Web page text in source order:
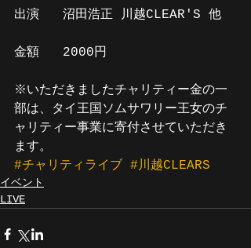
出演   沼田浩正 川越CLEAR'S 他
金額   2000円
※いただきましたチャリティー金の一
部は、タイ王国ソムサワリー王女のチ
ャリティー事業に寄付させていただき
ます。
#チャリティライブ
#川越CLEARS
イベント
LIVE